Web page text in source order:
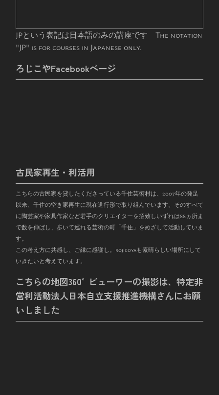
JPという表記は日本語のみの講座です The notation
"JP" is for courses in Japanese only.
ろじこやFacebookページ
古民家再生・利活用
こちらの古民家を貸したくださっている千住芸術村は、 2007年の発足
以来、千住の空き家再生に現在進行形で取り組んでいます。そのすべて
に陶芸家や家具作家など若手のクリエイターを招致しいずれは88ヵ所ま
で数を伸ばし、歩いて巡れる芸術の町「千住」をめざして活動していま
す。
この考え方に共感し、ご縁に感謝し。rojicoyaも素晴らしい場所にして
いきたいと考えています。
こちらの地図360°ビューワーの撮影は、特定非
営利活動法人日本自立支援推進機構さんにお願
いしました